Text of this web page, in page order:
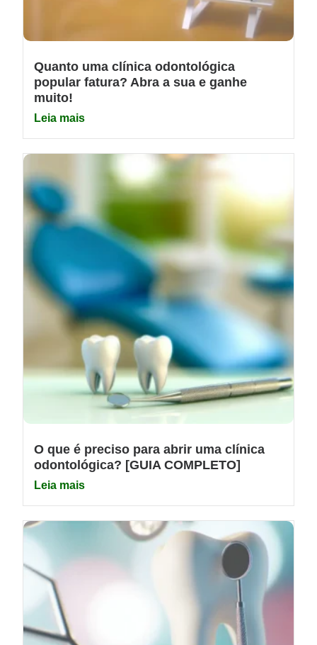
Quanto uma clínica odontológica
popular fatura? Abra a sua e ganhe
muito!
Leia mais
O que é preciso para abrir uma clínica
odontológica? [GUIA COMPLETO]
Leia mais